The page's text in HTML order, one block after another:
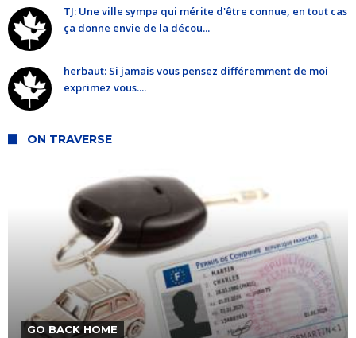
TJ: Une ville sympa qui mérite d'être connue, en tout cas
ça donne envie de la décou...
herbaut: Si jamais vous pensez différemment de moi
exprimez vous....
ON TRAVERSE
GO BACK HOME